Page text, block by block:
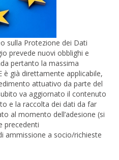
sulla Protezione dei Dati
prevede nuovi obblighi e
pertanto la massima
già direttamente applicabile,
attuativo da parte del
va aggiornato il contenuto
e la raccolta dei dati da far
al momento dell’adesione (si
precedenti
ammissione a socio/richieste